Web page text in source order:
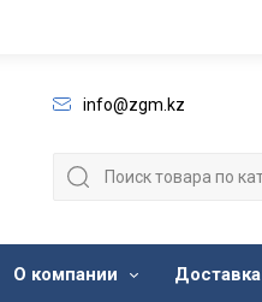
info@zgm.kz
О компании Доставка